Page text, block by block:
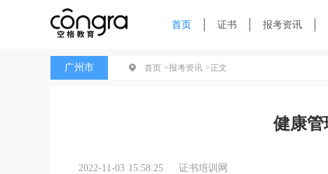
首页 证书 报考资讯
广州市 首页 >报考资讯 >正文
健康管
2022-11-03 15:58:25 证书培训网